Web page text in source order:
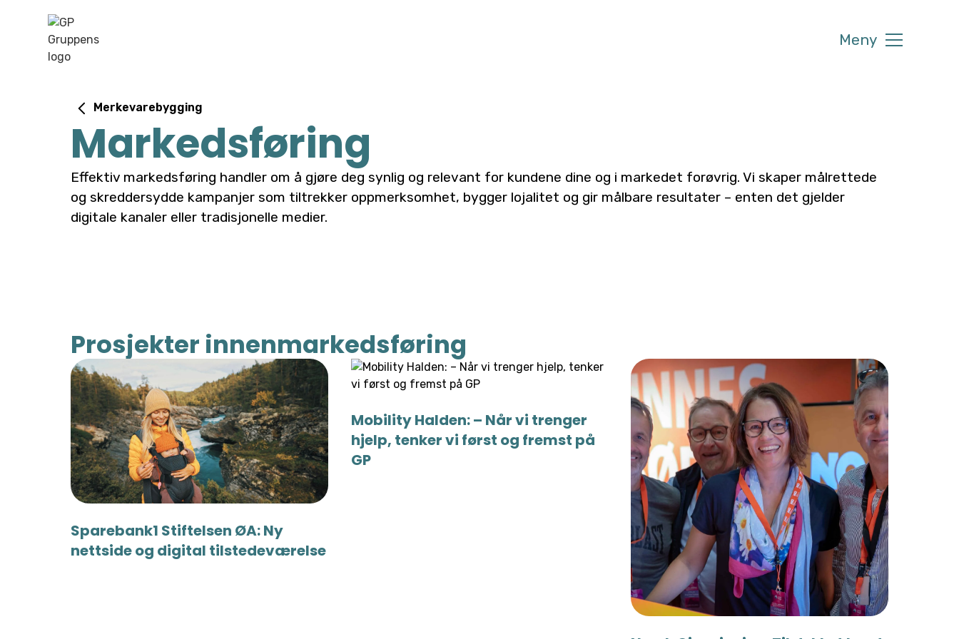
Meny
Merkevarebygging
Markedsføring
Effektiv markedsføring handler om å gjøre deg synlig og relevant for kundene dine og i markedet forøvrig. Vi skaper målrettede
og skreddersydde kampanjer som tiltrekker oppmerksomhet, bygger lojalitet og gir målbare resultater – enten det gjelder
digitale kanaler eller tradisjonelle medier.
Prosjekter innenmarkedsføring
Sparebank1 Stiftelsen ØA: Ny
nettside og digital tilstedeværelse
Mobility Halden: – Når vi trenger
hjelp, tenker vi først og fremst på
GP